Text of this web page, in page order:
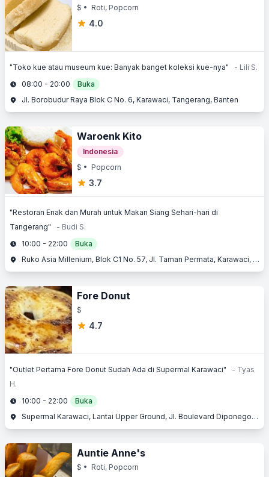
$ • Roti, Popcorn
4.0
"Toko kue atau museum kue: Banyak banget koleksi kue-nya"
- Lili S.
08:00 - 20:00
Buka
Jl. Borobudur Raya Blok C No. 6, Karawaci, Tangerang, Banten
Waroenk Kito
Indonesia
$ • Popcorn
3.7
"Restoran Enak dan Murah untuk Makan Siang Sehari-hari di
Tangerang"
- Budi S.
10:00 - 22:00
Buka
Ruko Asia Millenium, Blok C1 No. 57, Jl. Taman Permata, Karawaci, Tangerang, Banten
Fore Donut
$
4.7
"Outlet Pertama Fore Donut Sudah Ada di Supermal Karawaci"
- Tyas
H.
10:00 - 22:00
Buka
Supermal Karawaci, Lantai Upper Ground, Jl. Boulevard Diponegoro No. 105, Karawaci, Tangerang, Banten
Auntie Anne's
$ • Roti, Popcorn